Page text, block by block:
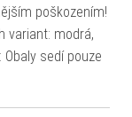
poškozením!
variant: modrá,
Obaly sedí pouze